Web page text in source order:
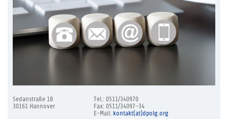
Sedanstraße 18
30161 Hannover
Tel.: 0511/340970
Fax: 0511/34097-34
E-Mail: kontakt(at)dpolg.org